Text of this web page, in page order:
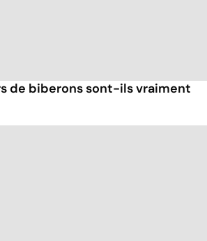
de biberons sont-ils vraiment